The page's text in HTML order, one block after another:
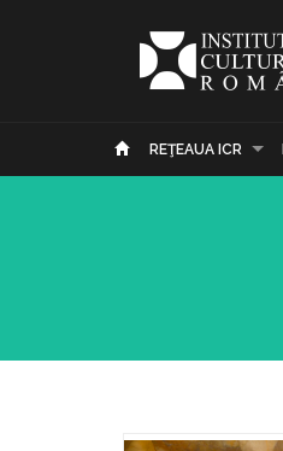
REŢEAUA ICR